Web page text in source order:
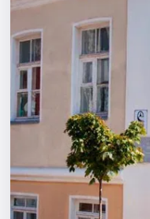
Спорт
События
Города
Площадки
Артисты
Рейтинги